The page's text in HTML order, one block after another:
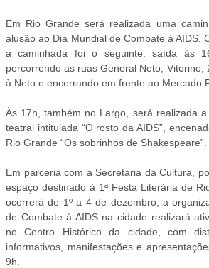
Em Rio Grande será realizada uma
alusão ao Dia Mundial de Combate à AIDS.
a caminhada foi o seguinte: saída às
percorrendo as ruas General Neto, Vitorino,
à Neto e encerrando em frente ao Mercado
Às 17h, também no Largo, será realizada
teatral intitulada “O rosto da AIDS”,
Rio Grande “Os sobrinhos de Shakespeare”.
Em parceria com a Secretaria da Cultura,
espaço destinado à 1ª Festa Literária de
ocorrerá de 1º a 4 de dezembro, a
de Combate à AIDS na cidade realizará
no Centro Histórico da cidade, com
informativos, manifestações e
9h.